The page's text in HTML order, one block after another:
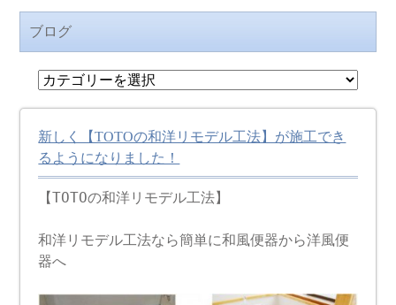
ブログ
新しく【TOTOの和洋リモデル工法】が施工でき
るようになりました！
【TOTOの和洋リモデル工法】
和洋リモデル工法なら簡単に和風便器から洋風便
器へ